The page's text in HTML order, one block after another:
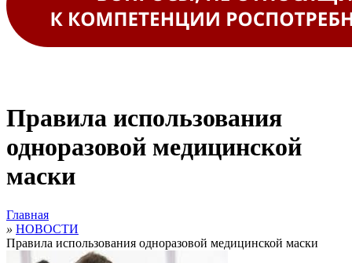
Правила использования
одноразовой медицинской
маски
Главная
» НОВОСТИ
Правила использования одноразовой медицинской маски